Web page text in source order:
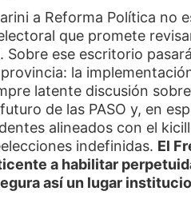
a Reforma Política no
que promete
Sobre ese escritorio
la
latente discusión
de las PASO y, en
alineados con el
indefinidas. El
a habilitar
así un lugar